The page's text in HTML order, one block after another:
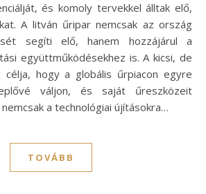
és komoly tervekkel álltak elő,
A litván űripar nemcsak az ország
segíti elő, hanem hozzájárul a
együttműködésekhez is. A kicsi, de
célja, hogy a globális űrpiacon egyre
váljon, és saját űreszközeit
a technológiai újításokra…
TOVÁBB